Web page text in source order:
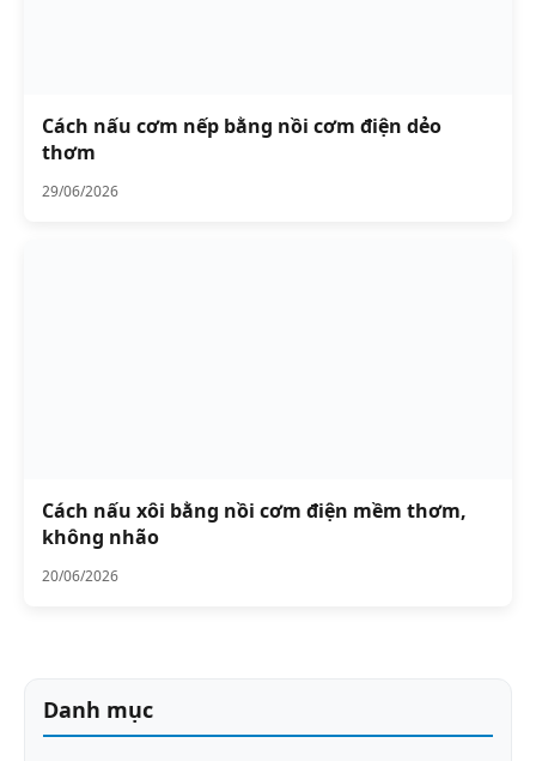
Cách nấu cơm nếp bằng nồi cơm điện dẻo
thơm
29/06/2026
Cách nấu xôi bằng nồi cơm điện mềm thơm,
không nhão
20/06/2026
Danh mục